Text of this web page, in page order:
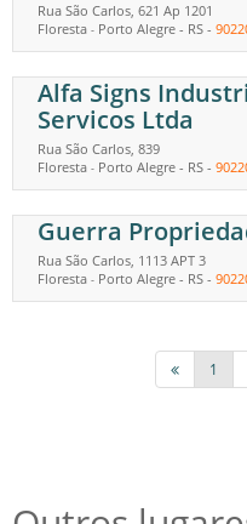
Rua São Carlos, 621 Ap 1201
Floresta - Porto Alegre - RS -
Alfa Signs
Servicos Ltda
Rua São Carlos, 839
Floresta - Porto Alegre - RS -
Guerra
Rua São Carlos, 1113 APT 3
Floresta - Porto Alegre - RS -
1